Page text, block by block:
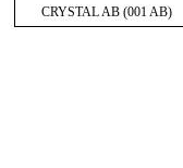
CRYSTAL AB (001 AB)